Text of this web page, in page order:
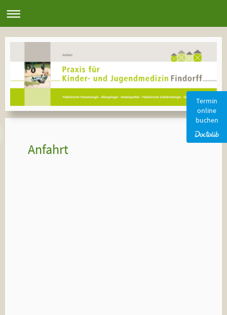
Anfahrt
Termin
online
buchen